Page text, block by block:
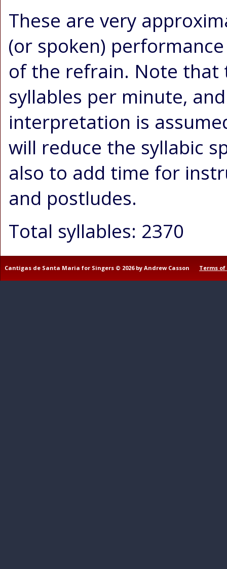
These are very
(or spoken)
of the refrain. Note that
syllables per minute,
interpretation is
will reduce the syllabic
also to add time for
and postludes.
Total syllables: 2370
Cantigas de Santa Maria for Singers © 2026 by Andrew Casson Terms of